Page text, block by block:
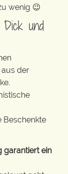
wenig 😉
und
aus der
Beschenkte
garantiert ein